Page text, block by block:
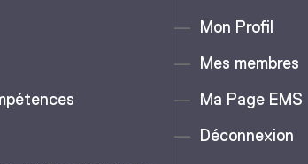
Mon Profil
Mes membres
Ma Page EMS
Déconnexion